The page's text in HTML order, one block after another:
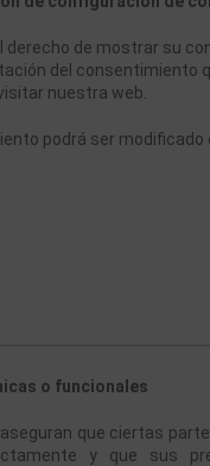
derecho de mostrar su
del consentimiento
nuestra web.
podrá ser modificado
o funcionales
que ciertas
y que sus